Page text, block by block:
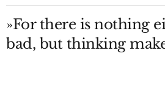
»For there is nothing
bad, but thinking